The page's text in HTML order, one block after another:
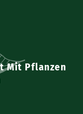
Mit Pflanzen